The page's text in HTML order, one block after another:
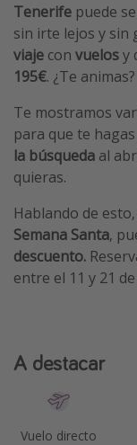
Tenerife puede
sin irte lejos y sin
viaje con vuelosy
195€. ¿Te animas?
Te mostramos
para que te
la búsqueda al
quieras.
Hablando de
Semana Santa,
descuento.
entre el 11 y 21
A destacar
Vuelo directo